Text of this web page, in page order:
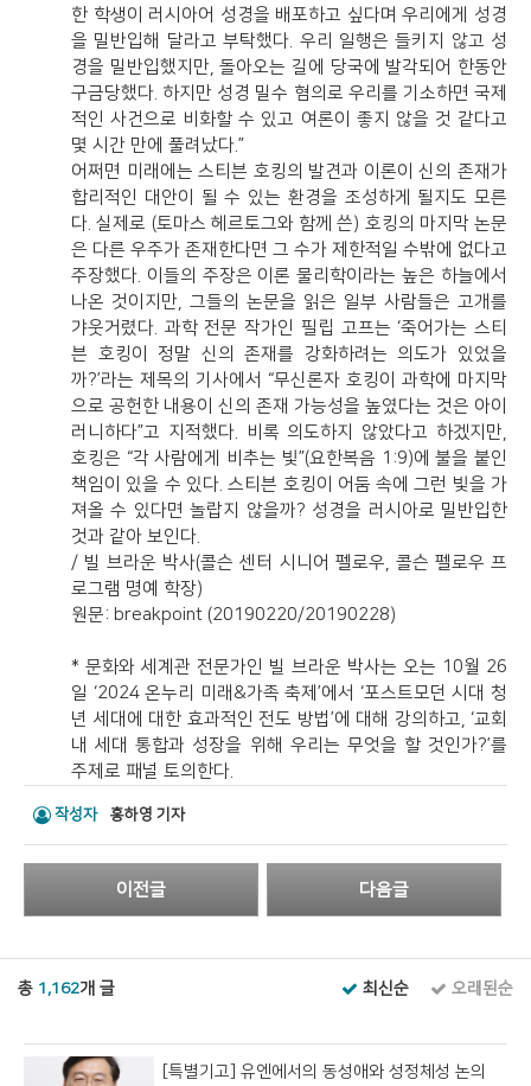
한 학생이 러시아어 성경을 배포하고 싶다며 우리에게 성경
을 밀반입해 달라고 부탁했다. 우리 일행은 들키지 않고 성
경을 밀반입했지만, 돌아오는 길에 당국에 발각되어 한동안
구금당했다. 하지만 성경 밀수 혐의로 우리를 기소하면 국제
적인 사건으로 비화할 수 있고 여론이 좋지 않을 것 같다고
몇 시간 만에 풀려났다.”
어쩌면 미래에는 스티븐 호킹의 발견과 이론이 신의 존재가
합리적인 대안이 될 수 있는 환경을 조성하게 될지도 모른
다. 실제로 (토마스 헤르토그와 함께 쓴) 호킹의 마지막 논문
은 다른 우주가 존재한다면 그 수가 제한적일 수밖에 없다고
주장했다. 이들의 주장은 이론 물리학이라는 높은 하늘에서
나온 것이지만, 그들의 논문을 읽은 일부 사람들은 고개를
갸웃거렸다. 과학 전문 작가인 필립 고프는 ‘죽어가는 스티
븐 호킹이 정말 신의 존재를 강화하려는 의도가 있었을
까?’라는 제목의 기사에서 “무신론자 호킹이 과학에 마지막
으로 공헌한 내용이 신의 존재 가능성을 높였다는 것은 아이
러니하다”고 지적했다. 비록 의도하지 않았다고 하겠지만,
호킹은 “각 사람에게 비추는 빛”(요한복음 1:9)에 불을 붙인
책임이 있을 수 있다. 스티븐 호킹이 어둠 속에 그런 빛을 가
져올 수 있다면 놀랍지 않을까? 성경을 러시아로 밀반입한
것과 같아 보인다.
/ 빌 브라운 박사(콜슨 센터 시니어 펠로우, 콜슨 펠로우 프
로그램 명예 학장)
원문: breakpoint (20190220/20190228)
* 문화와 세계관 전문가인 빌 브라운 박사는 오는 10월 26
일 ‘2024 온누리 미래&가족 축제’에서 ‘포스트모던 시대 청
년 세대에 대한 효과적인 전도 방법’에 대해 강의하고, ‘교회
내 세대 통합과 성장을 위해 우리는 무엇을 할 것인가?’를
주제로 패널 토의한다.
작성자 홍하영 기자
이전글 다음글
총 1,162개 글 최신순 오래된순
[특별기고] 유엔에서의 동성애와 성정체성 논의